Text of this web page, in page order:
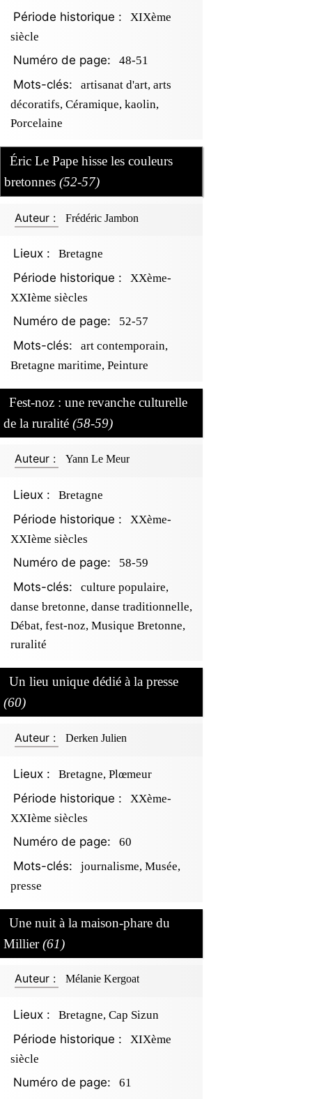
Période historique :
XIXème
siècle
Numéro de page: 48-51
Mots-clés:
artisanat d'art, arts
décoratifs, Céramique, kaolin,
Porcelaine
Éric Le Pape hisse les couleurs
bretonnes (52-57)
Auteur : Frédéric Jambon
Lieux : Bretagne
Période historique :
XXème-
XXIème siècles
Numéro de page: 52-57
Mots-clés:
art contemporain,
Bretagne maritime, Peinture
Fest-noz : une revanche culturelle
de la ruralité (58-59)
Auteur : Yann Le Meur
Lieux : Bretagne
Période historique :
XXème-
XXIème siècles
Numéro de page: 58-59
Mots-clés:
culture populaire,
danse bretonne, danse traditionnelle,
Débat, fest-noz, Musique Bretonne,
ruralité
Un lieu unique dédié à la presse
(60)
Auteur : Derken Julien
Lieux : Bretagne, Plœmeur
Période historique :
XXème-
XXIème siècles
Numéro de page: 60
Mots-clés:
journalisme, Musée,
presse
Une nuit à la maison-phare du
Millier(61)
Auteur : Mélanie Kergoat
Lieux : Bretagne, Cap Sizun
Période historique :
XIXème
siècle
Numéro de page: 61